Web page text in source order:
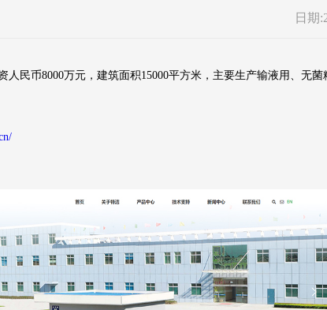
日期
人民币8000万元，建筑面积15000平方米，主要生产输液用、无